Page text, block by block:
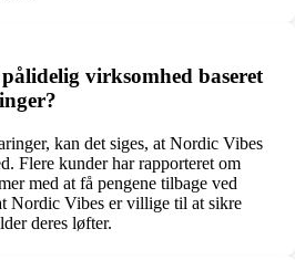
virksomhed baseret
kan det siges, at Nordic Vibes
Flere kunder har rapporteret om
med at få pengene tilbage ved
Nordic Vibes er villige til at sikre
deres løfter.